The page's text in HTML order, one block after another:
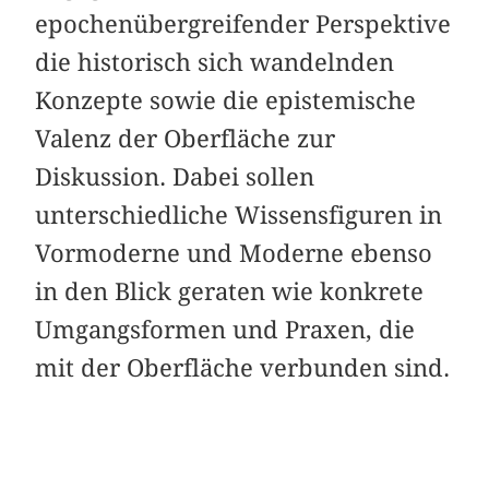
epochenübergreifender Perspektive
die historisch sich wandelnden
Konzepte sowie die epistemische
Valenz der Oberfläche zur
Diskussion. Dabei sollen
unterschiedliche Wissensfiguren in
Vormoderne und Moderne ebenso
in den Blick geraten wie konkrete
Umgangsformen und Praxen, die
mit der Oberfläche verbunden sind.